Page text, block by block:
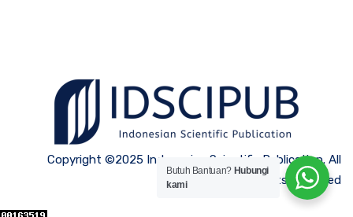
Copyright ©2025 Indonesian Scientific Publication. All
Rights Reserved
Butuh Bantuan? Hubungi
kami